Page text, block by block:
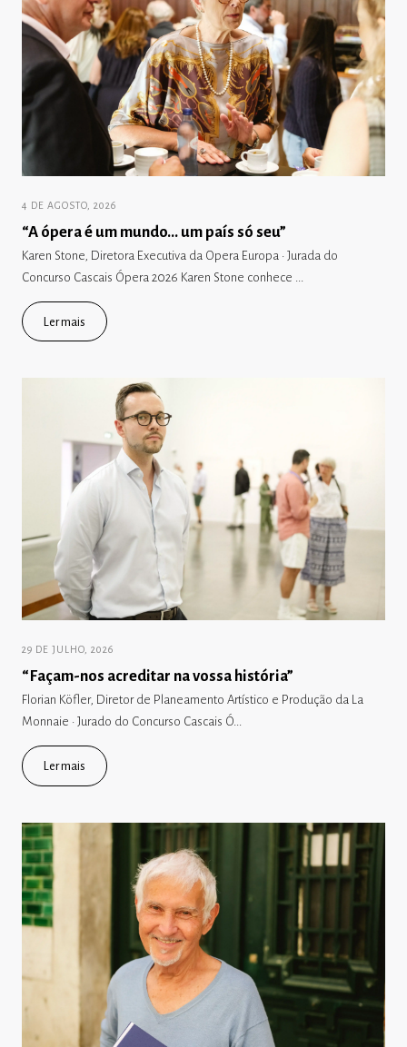
4 DE AGOSTO, 2026
“A ópera é um mundo… um país só seu”
Karen Stone, Diretora Executiva da Opera Europa · Jurada do
Concurso Cascais Ópera 2026 Karen Stone conhece ...
Ler mais
29 DE JULHO, 2026
“Façam-nos acreditar na vossa história”
Florian Köfler, Diretor de Planeamento Artístico e Produção da La
Monnaie · Jurado do Concurso Cascais Ó...
Ler mais